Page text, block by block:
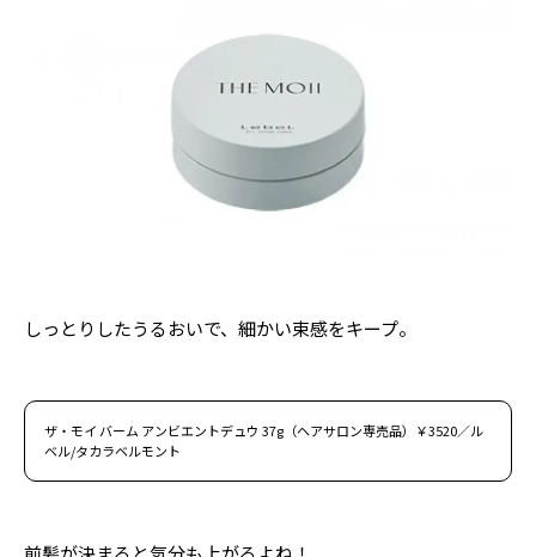
しっとりしたうるおいで、細かい束感をキープ。
ザ・モイ バーム アンビエントデュウ 37g（ヘアサロン専売品）￥3520／ル
ベル/タカラベルモント